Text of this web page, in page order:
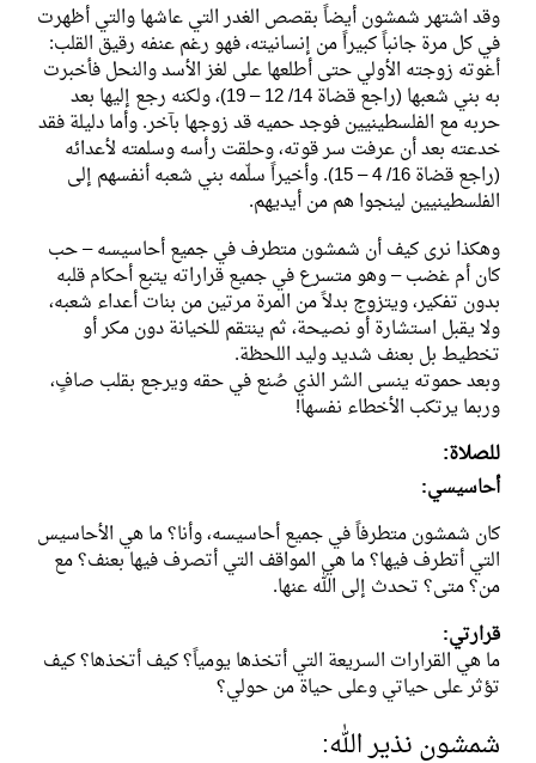
وقد اشتهر شمشون أيضاً بقصص الغدر التي عاشها والتي أظهرت
في كل مرة جانباً كبيراً من إنسانيته، فهو رغم عنفه رقيق القلب:
أغوته زوجته الأولي حتى أطلعها على لغز الأسد والنحل فأخبرت
به بني شعبها (راجع قضاة 14/ 12 – 19)، ولكنه رجع إليها بعد
حربه مع الفلسطينيين فوجد حميه قد زوجها بآخر. وأما دليلة فقد
خدعته بعد أن عرفت سر قوته، وحلقت رأسه وسلمته لأعدائه
(راجع قضاة 16/ 4 – 15). وأخيراً سلّمه بني شعبه أنفسهم إلى
الفلسطينيين لينجوا هم من أيديهم.
وهكذا نرى كيف أن شمشون متطرف في جميع أحاسيسه – حب
كان أم غضب – وهو متسرع في جميع قراراته يتبع أحكام قلبه
بدون تفكير، ويتزوج بدلاً من المرة مرتين من بنات أعداء شعبه،
ولا يقبل استشارة أو نصيحة، ثم ينتقم للخيانة دون مكر أو
تخطيط بل بعنف شديد وليد اللحظة.
وبعد حموته ينسى الشر الذي صُنع في حقه ويرجع بقلب صافٍ،
وربما يرتكب الأخطاء نفسها!
للصلاة:
أحاسيسي:
كان شمشون متطرفاً في جميع أحاسيسه، وأنا؟ ما هي الأحاسيس
التي أتطرف فيها؟ ما هي المواقف التي أتصرف فيها بعنف؟ مع
من؟ متى؟ تحدث إلى الله عنها.
قرارتي:
ما هي القرارات السريعة التي أتخذها يومياً؟ كيف أتخذها؟ كيف
تؤثر على حياتي وعلى حياة من حولي؟
شمشون نذير الله: